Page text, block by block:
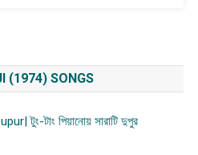
(1974) SONGS
টুং-টাং পিয়ানোয় সারাটি দুপুর